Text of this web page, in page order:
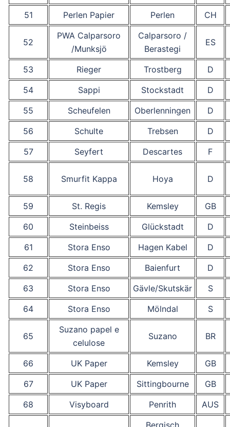
51 Perlen Papier Perlen CH
52
PWA Calparsoro
/Munksjö
Calparsoro /
Berastegi
ES
53 Rieger Trostberg D
54
Sappi Stockstadt D
55
Scheufelen Oberlenningen D
56
Schulte Trebsen D
57
Seyfert Descartes F
58 Smurfit Kappa Hoya D
59 St. Regis Kemsley
GB
60
Steinbeiss Glückstadt D
61
Stora Enso Hagen Kabel D
62
Stora Enso Baienfurt D
63
Stora Enso Gävle/Skutskär
S
64
Stora Enso Mölndal S
65
Suzano papel e
celulose
Suzano BR
66 UK Paper Kemsley
GB
67
UK Paper Sittingbourne
GB
68
Visyboard Penrith AUS
Bergisch